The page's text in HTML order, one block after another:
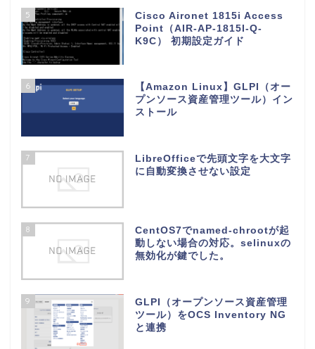
5
Cisco Aironet 1815i Access
Point（AIR-AP-1815I-Q-
K9C） 初期設定ガイド
6
【Amazon Linux】GLPI（オー
プンソース資産管理ツール）イン
ストール
7
LibreOfficeで先頭文字を大文字
に自動変換させない設定
8
CentOS7でnamed-chrootが起
動しない場合の対応。selinuxの
無効化が鍵でした。
9
GLPI（オープンソース資産管理
ツール）をOCS Inventory NG
と連携